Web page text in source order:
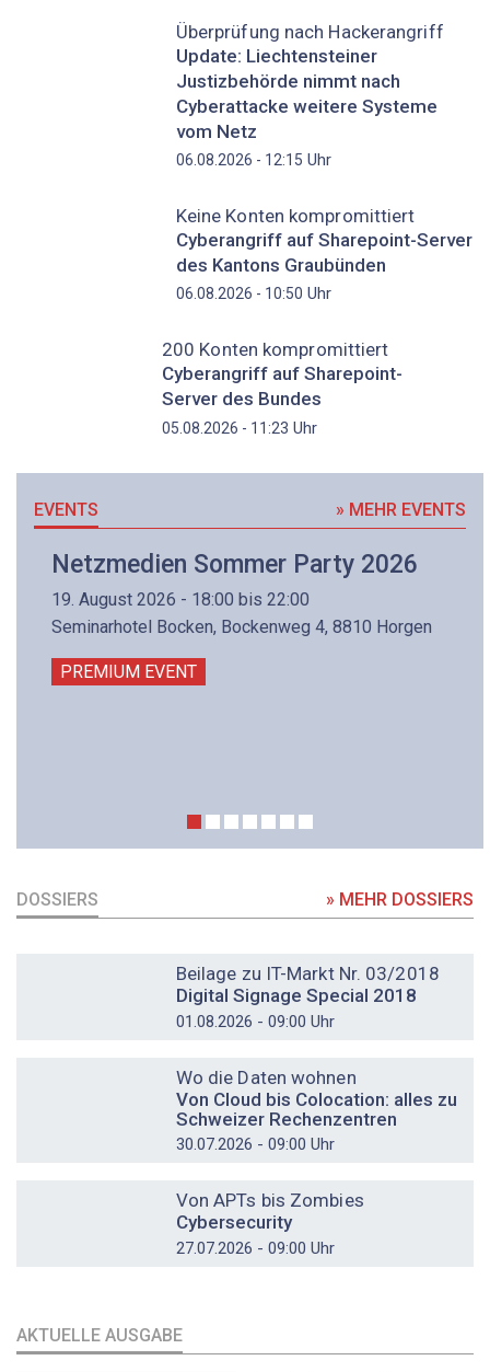
Überprüfung nach Hackerangriff
Update: Liechtensteiner
Justizbehörde nimmt nach
Cyberattacke weitere Systeme
vom Netz
06.08.2026 - 12:15 Uhr
Keine Konten kompromittiert
Cyberangriff auf Sharepoint-Server
des Kantons Graubünden
06.08.2026 - 10:50 Uhr
200 Konten kompromittiert
Cyberangriff auf Sharepoint-
Server des Bundes
05.08.2026 - 11:23 Uhr
EVENTS » MEHR EVENTS
Netzmedien Sommer Party 2026
19. August 2026 - 18:00 bis 22:00
Seminarhotel Bocken, Bockenweg 4, 8810 Horgen
PREMIUM EVENT
DOSSIERS » MEHR DOSSIERS
Beilage zu IT-Markt Nr. 03/2018
Digital Signage Special 2018
01.08.2026 - 09:00 Uhr
Wo die Daten wohnen
Von Cloud bis Colocation: alles zu
Schweizer Rechenzentren
30.07.2026 - 09:00 Uhr
Von APTs bis Zombies
Cybersecurity
27.07.2026 - 09:00 Uhr
AKTUELLE AUSGABE